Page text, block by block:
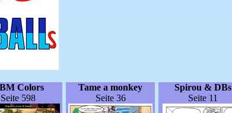
Colors
Seite 598
Tame a monkey
Seite 36
Spirou & DBs
Seite 11